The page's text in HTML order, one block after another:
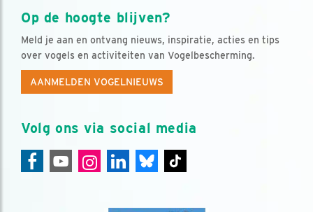
Op de hoogte blijven?
Meld je aan en ontvang nieuws, inspiratie, acties en tips
over vogels en activiteiten van Vogelbescherming.
AANMELDEN VOGELNIEUWS
Volg ons via social media